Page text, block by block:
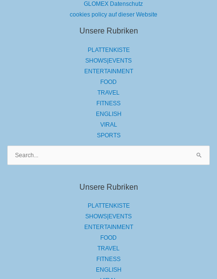
GLOMEX Datenschutz
cookies policy auf dieser Website
Unsere Rubriken
PLATTENKISTE
SHOWS|EVENTS
ENTERTAINMENT
FOOD
TRAVEL
FITNESS
ENGLISH
VIRAL
SPORTS
Unsere Rubriken
PLATTENKISTE
SHOWS|EVENTS
ENTERTAINMENT
FOOD
TRAVEL
FITNESS
ENGLISH